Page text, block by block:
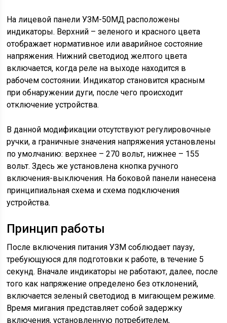
На лицевой панели УЗМ-50МД расположены
индикаторы. Верхний – зеленого и красного цвета
отображает нормативное или аварийное состояние
напряжения. Нижний светодиод желтого цвета
включается, когда реле на выходе находится в
рабочем состоянии. Индикатор становится красным
при обнаружении дуги, после чего происходит
отключение устройства.
В данной модификации отсутствуют регулировочные
ручки, а граничные значения напряжения установлены
по умолчанию: верхнее – 270 вольт, нижнее – 155
вольт. Здесь же установлена кнопка ручного
включения-выключения. На боковой панели нанесена
принципиальная схема и схема подключения
устройства.
Принцип работы
После включения питания УЗМ соблюдает паузу,
требующуюся для подготовки к работе, в течение 5
секунд. Вначале индикаторы не работают, далее, после
того как напряжение определено без отклонений,
включается зеленый светодиод в мигающем режиме.
Время мигания представляет собой задержку
включения, установленную потребителем,